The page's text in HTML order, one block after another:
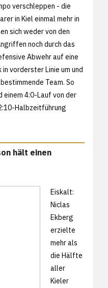
verschleppen - die
in Kiel einmal mehr in
sich weder von den
noch durch das
Abwehr auf eine
vorderster Linie um und
Team. So
einem 4:0-Lauf von der
Halbzeitführung
hält einen
Eiskalt:
Niclas
Ekberg
erzielte
mehr als
die Hälfte
aller
Kieler